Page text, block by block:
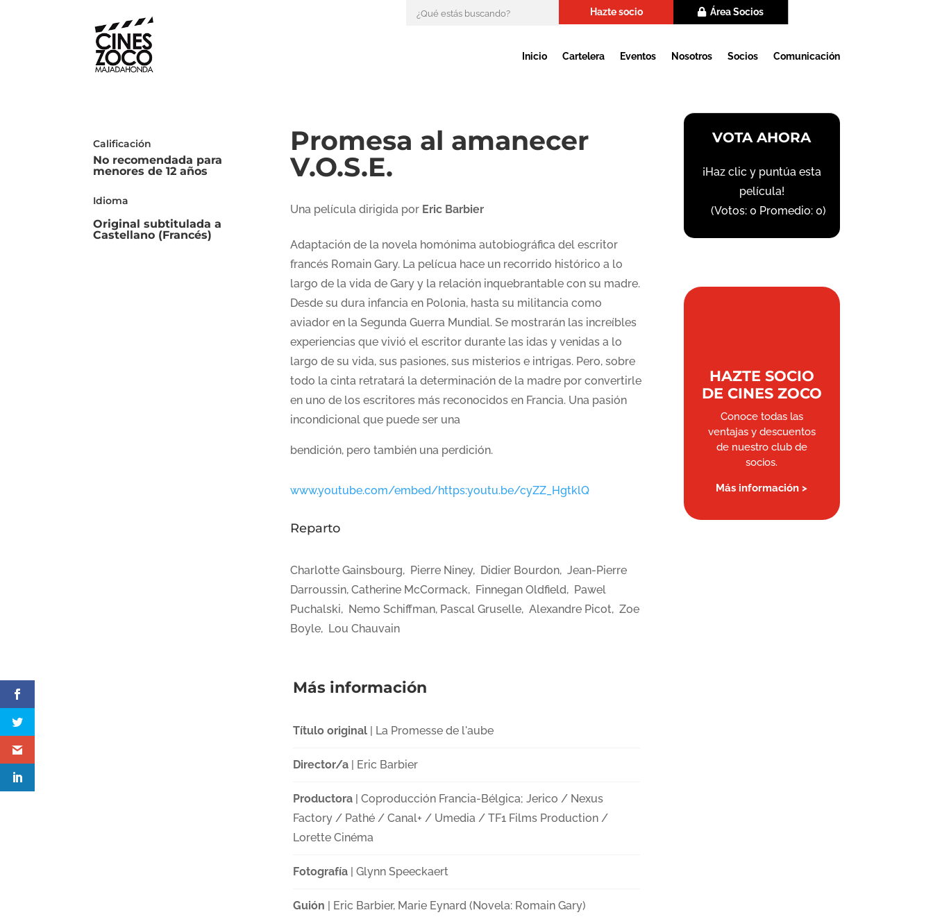
Hazte socio Área Socios
Inicio Cartelera Eventos Nosotros Socios Comunicación
Calificación
No recomendada para
menores de 12 años
Idioma
Original subtitulada a
Castellano (Francés)
Promesa al amanecer
V.O.S.E.
Una película dirigida por Eric Barbier
Adaptación de la novela homónima autobiográfica del escritor
francés Romain Gary. La pelícua hace un recorrido histórico a lo
largo de la vida de Gary y la relación inquebrantable con su madre.
Desde su dura infancia en Polonia, hasta su militancia como
aviador en la Segunda Guerra Mundial. Se mostrarán las increíbles
experiencias que vivió el escritor durante las idas y venidas a lo
largo de su vida, sus pasiones, sus misterios e intrigas. Pero, sobre
todo la cinta retratará la determinación de la madre por convertirle
en uno de los escritores más reconocidos en Francia. Una pasión
incondicional que puede ser una
bendición, pero también una perdición.
www.youtube.com/embed/https:youtu.be/cyZZ_HgtklQ
Reparto
Charlotte Gainsbourg, Pierre Niney, Didier Bourdon, Jean-Pierre
Darroussin, Catherine McCormack, Finnegan Oldfield, Pawel
Puchalski, Nemo Schiffman, Pascal Gruselle, Alexandre Picot, Zoe
Boyle, Lou Chauvain
Más información
Título original| La Promesse de l'aube
Director/a| Eric Barbier
Productora| Coproducción Francia-Bélgica; Jerico / Nexus
Factory / Pathé / Canal+ / Umedia / TF1 Films Production /
Lorette Cinéma
Fotografía| Glynn Speeckaert
Guión | Eric Barbier, Marie Eynard (Novela: Romain Gary)
VOTA AHORA
¡Haz clic y puntúa esta
película!
(Votos:0 Promedio:0)
HAZTE SOCIO
DE CINES ZOCO
Conoce todas las
ventajas y descuentos
de nuestro club de
socios.
Más información >